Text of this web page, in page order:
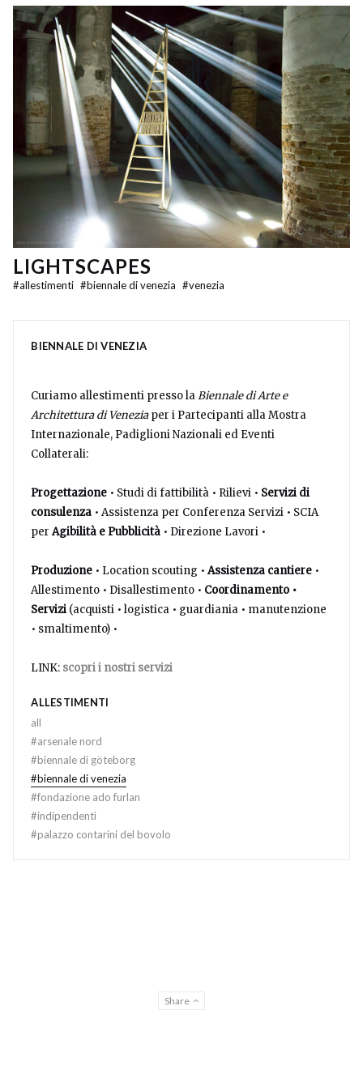
LIGHTSCAPES
#allestimenti #biennale di venezia #venezia
BIENNALE DI VENEZIA
Curiamo allestimenti presso laBiennale di Arte e
Architettura di Veneziaper i Partecipanti alla Mostra
Internazionale, Padiglioni Nazionali ed Eventi
Collaterali:
Progettazione • Studi di fattibilità • Rilievi • Servizi di
consulenza • Assistenza per Conferenza Servizi • SCIA
perAgibilità e Pubblicità • Direzione Lavori •
Produzione • Location scouting •Assistenza cantiere •
Allestimento • Disallestimento • Coordinamento •
Servizi (acquisti • logistica • guardiania • manutenzione
• smaltimento) •
LINK: scopri i nostri servizi
ALLESTIMENTI
all
#arsenale nord
#biennale di göteborg
#biennale di venezia
#fondazione ado furlan
#indipendenti
#palazzo contarini del bovolo
Share